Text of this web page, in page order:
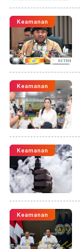
Keamanan
Keamanan
Keamanan
Keamanan